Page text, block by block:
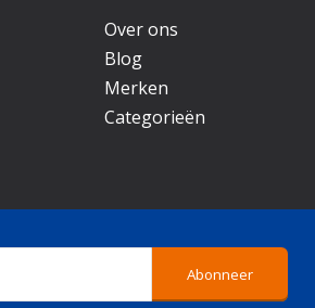
Over ons
Blog
Merken
Categorieën
Abonneer